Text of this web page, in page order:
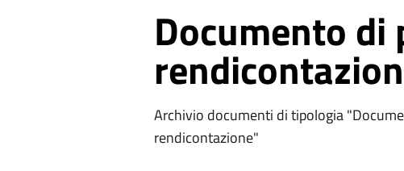
Documento di
Archivio documenti di tipologia
rendicontazione"